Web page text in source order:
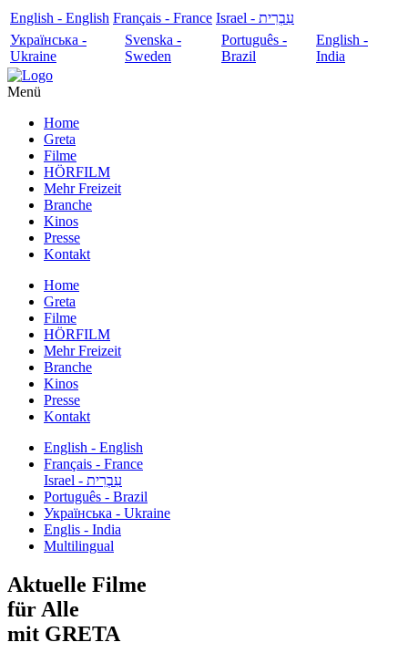
English - English Français - France
עִבְרִית - Israel
Українська -
Ukraine
Svenska -
Sweden
Português -
Brazil
English -
India
Menü
Home
Greta
Filme
HÖRFILM
Mehr Freizeit
Branche
Kinos
Presse
Kontakt
Home
Greta
Filme
HÖRFILM
Mehr Freizeit
Branche
Kinos
Presse
Kontakt
English - English
Français - France
עִבְרִית - Israel
Português - Brazil
Українська - Ukraine
Englis - India
Multilingual
Aktuelle Filme
für Alle
mit GRETA